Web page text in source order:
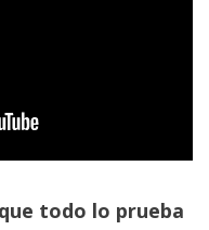
todo lo prueba